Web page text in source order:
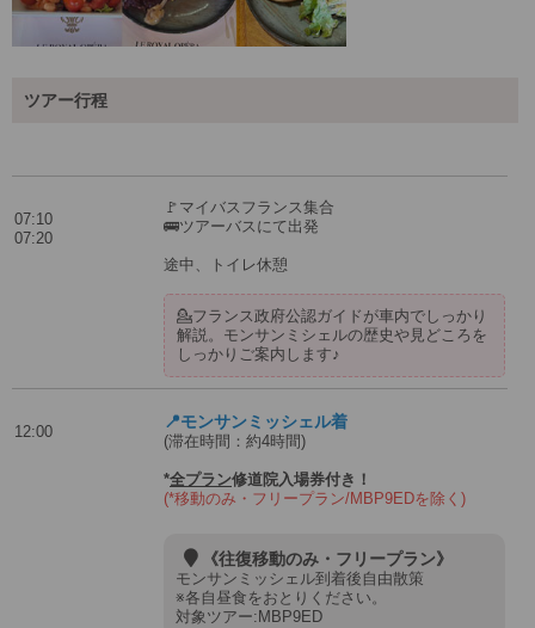
ツアー行程
07:10
07:20
🚩マイバスフランス集合
🚌ツアーバスにて出発
途中、トイレ休憩
💁フランス政府公認ガイドが車内でしっかり
解説。モンサンミシェルの歴史や見どころを
しっかりご案内します♪
12:00
📍モンサンミッシェル着
(滞在時間：約4時間)
*全プラン修道院入場券付き！
(*移動のみ・フリープラン/MBP9EDを除く)
《往復移動のみ・フリープラン》
モンサンミッシェル到着後自由散策
※各自昼食をおとりください。
対象ツアー:MBP9ED